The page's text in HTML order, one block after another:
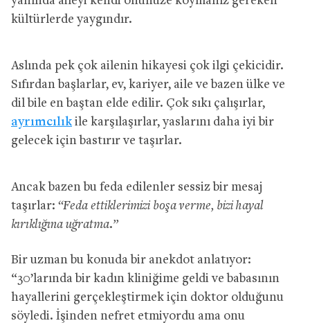
kültürlerde yaygındır.
Aslında pek çok ailenin hikayesi çok ilgi çekicidir.
Sıfırdan başlarlar, ev, kariyer, aile ve bazen ülke ve
dil bile en baştan elde edilir. Çok sıkı çalışırlar,
ayrımcılık ile karşılaşırlar, yaslarını daha iyi bir
gelecek için bastırır ve taşırlar.
Ancak bazen bu feda edilenler sessiz bir mesaj
taşırlar: “Feda ettiklerimizi boşa verme, bizi hayal
kırıklığına uğratma.”
Bir uzman bu konuda bir anekdot anlatıyor:
“30’larında bir kadın kliniğime geldi ve babasının
hayallerini gerçekleştirmek için doktor olduğunu
söyledi. İşinden nefret etmiyordu ama onu